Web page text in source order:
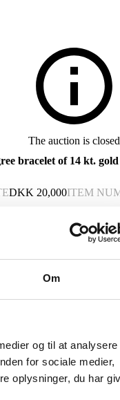
Om
og til at analysere
for sociale medier,
oplysninger, du har
The auction is closed
bracelet of 14 kt.
DKK 20,000ITEM
by goldsmith Willi Paul
with twelve cabochon-cut
double safety hasp. L. 18